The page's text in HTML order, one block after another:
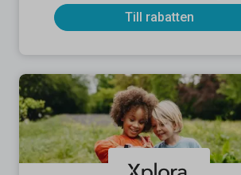
Till rabatten